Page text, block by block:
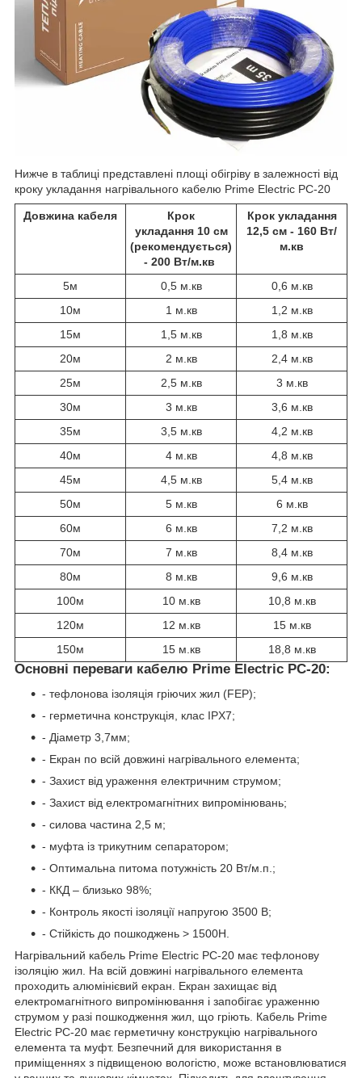
Нижче в таблиці представлені площі обігріву в залежності від
кроку укладання нагрівального кабелю Prime Electric PC-20
Довжина кабеля
Крок
укладання 10 см
(рекомендується)
- 200 Вт/м.кв
Крок укладання
12,5 см - 160 Вт/
м.кв
5м 0,5 м.кв
0,6 м.кв
10м
1 м.кв
1,2 м.кв
15м
1,5 м.кв
1,8 м.кв
20м
2 м.кв
2,4 м.кв
25м
2,5 м.кв
3 м.кв
30м
3 м.кв
3,6 м.кв
35м
3,5 м.кв
4,2 м.кв
40м
4 м.кв
4,8 м.кв
45м
4,5 м.кв
5,4 м.кв
50м
5 м.кв
6 м.кв
60м
6 м.кв
7,2 м.кв
70м
7 м.кв
8,4 м.кв
80м
8 м.кв
9,6 м.кв
100м
10 м.кв
10,8 м.кв
120м
12 м.кв
15 м.кв
150м
15 м.кв 18,8 м.кв
Основні переваги кабелю Prime Electric PC-20:
- тефлонова ізоляція гріючих жил (FEP);
- герметична конструкція, клас IPX7;
- Діаметр 3,7мм;
- Екран по всій довжині нагрівального елемента;
- Захист від ураження електричним струмом;
- Захист від електромагнітних випромінювань;
- силова частина 2,5 м;
- муфта із трикутним сепаратором;
- Оптимальна питома потужність 20 Вт/м.п.;
- ККД – близько 98%;
- Контроль якості ізоляції напругою 3500 В;
- Стійкість до пошкоджень > 1500H.
Нагрівальний кабель Prime Electric PC-20 має тефлонову
ізоляцію жил. На всій довжині нагрівального елемента
проходить алюмінієвий екран. Екран захищає від
електромагнітного випромінювання і запобігає ураженню
струмом у разі пошкодження жил, що гріють. Кабель Prime
Electric PC-20 має герметичну конструкцію нагрівального
елемента та муфт. Безпечний для використання в
приміщеннях з підвищеною вологістю, може встановлюватися